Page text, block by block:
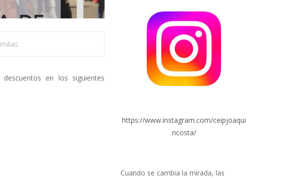
en los siguientes
https://www.instagram.com/ceipjoaqui
ncosta/
Cuando se cambia la mirada, las